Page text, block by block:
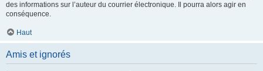
des informations sur l’auteur du courrier électronique. Il pourra alors agir en
conséquence.
Haut
Amis et ignorés